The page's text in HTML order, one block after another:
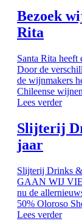
Bezoek
Rita
Santa Rita heeft
Door de
de wijnmakers
Chileense
Lees verder
Slijterij
jaar
Slijterij Drinks
GAAN WIJ
nu de
50% Oloroso
Lees verder